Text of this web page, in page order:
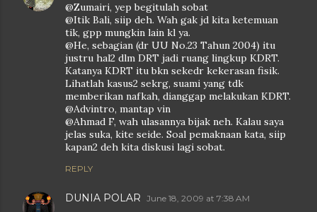
@Zumairi, yep begitulah sobat
@Itik Bali, siip deh. Wah gak jd kita ketemuan
tik, gpp mungkin lain kl ya.
@He, sebagian (dr UU No.23 Tahun 2004) itu
justru hal2 dlm DRT jadi ruang lingkup KDRT.
Katanya KDRT itu bkn sekedr kekerasan fisik.
Lihatlah kasus2 sekrg, suami yang tdk
memberikan nafkah, dianggap melakukan KDRT.
@Advintro, mantap vin
@Ahmad F, wah ulasannya bijak neh. Kalau saya
jelas suka, kite seide. Soal pemaknaan kata, siip
kapan2 deh kita diskusi lagi sobat.
REPLY
DUNIA POLAR June 18, 2009 at 7:38 AM